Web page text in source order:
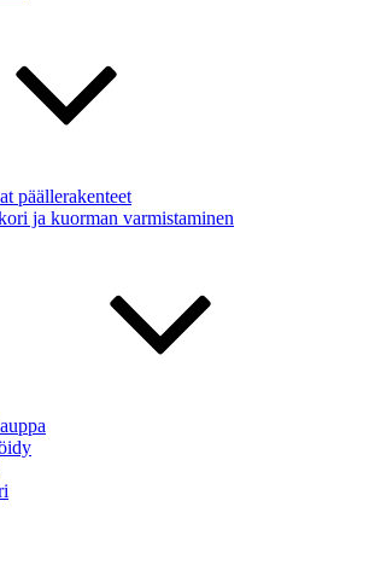
päällerakenteet
ja kuorman varmistaminen